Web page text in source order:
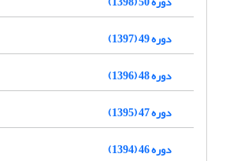
دوره 49 (1397)
دوره 48 (1396)
دوره 47 (1395)
دوره 46 (1394)